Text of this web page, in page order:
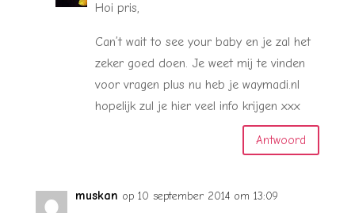
Hoi pris,
Can’t wait to see your baby en je zal het
zeker goed doen. Je weet mij te vinden
voor vragen plus nu heb je waymadi.nl
hopelijk zul je hier veel info krijgen xxx
Antwoord
muskan op 10 september 2014 om 13:09